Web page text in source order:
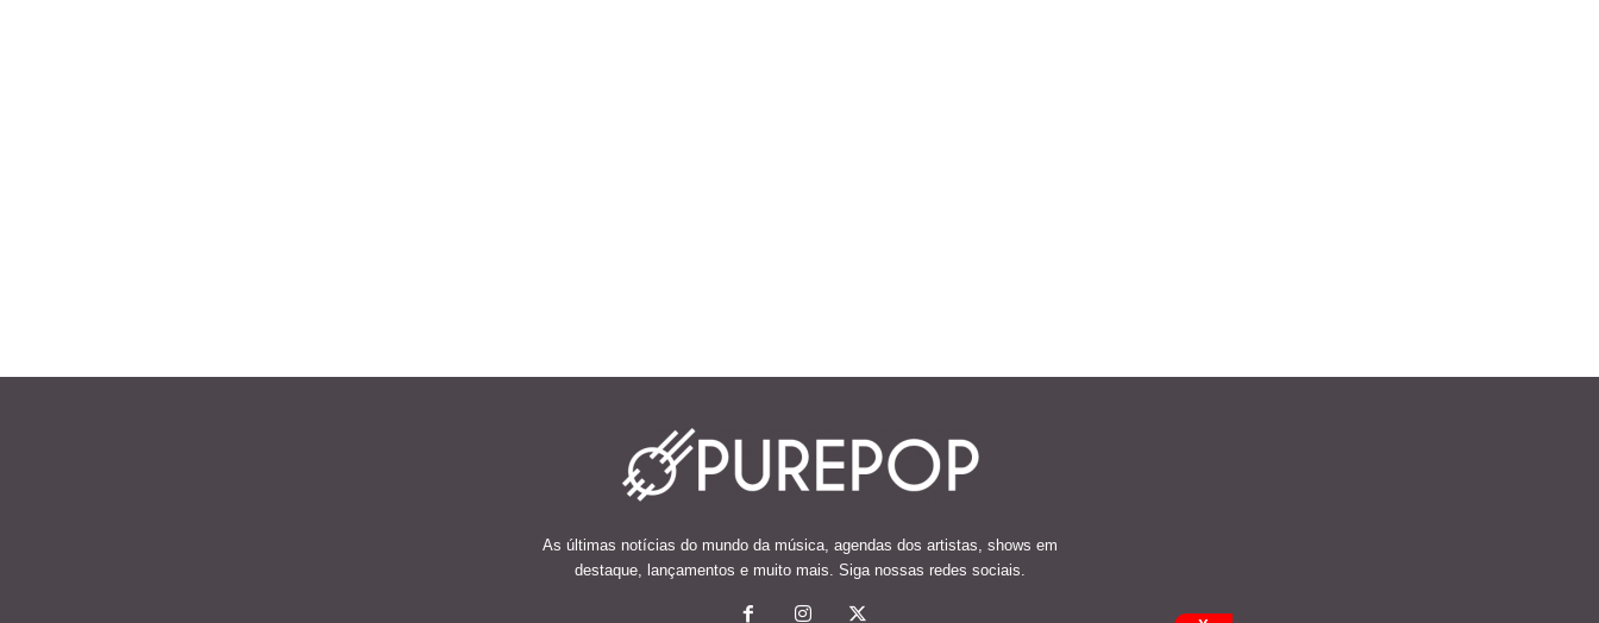
As últimas notícias do mundo da música, agendas dos artistas, shows em
destaque, lançamentos e muito mais. Siga nossas redes sociais.